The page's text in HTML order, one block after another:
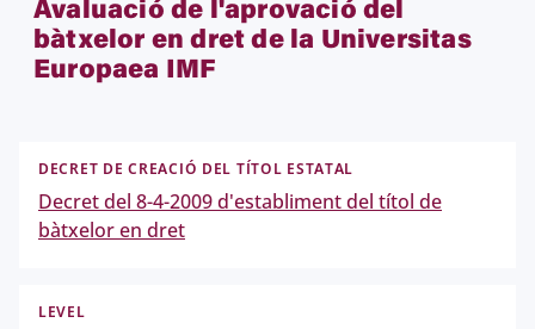
Avaluació de l'aprovació del
bàtxelor en dret de la Universitas
Europaea IMF
DECRET DE CREACIÓ DEL TÍTOL ESTATAL
Decret del 8-4-2009 d'establiment del títol de
bàtxelor en dret
LEVEL